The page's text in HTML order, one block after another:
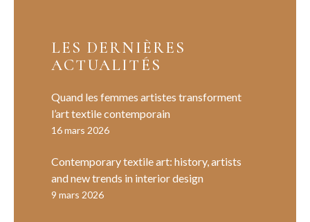
LES DERNIÈRES
ACTUALITÉS
Quand les femmes artistes transforment
l’art textile contemporain
16 mars 2026
Contemporary textile art: history, artists
and new trends in interior design
9 mars 2026